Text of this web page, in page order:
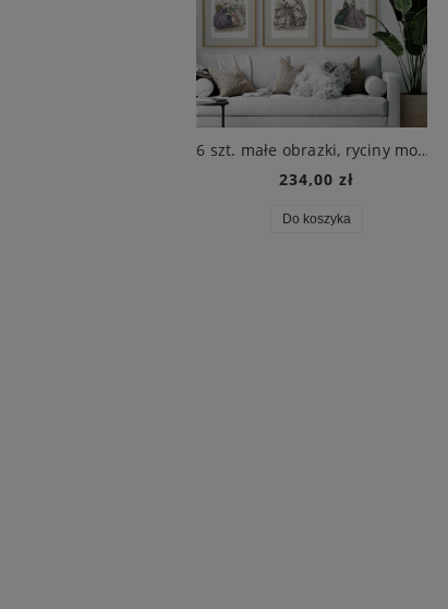
6 szt. małe obrazki, ryciny modowe, XIX w., Beilage zur Victoria
234,00 zł
Do koszyka